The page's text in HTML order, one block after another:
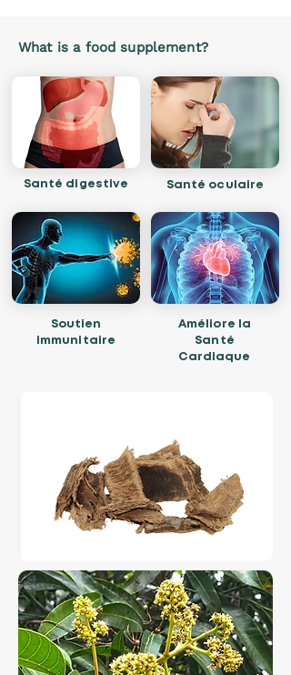
What is a food supplement?
Santé digestive
Soutien
immunitaire
Santé oculaire
Améliore la
Santé
Cardiaque